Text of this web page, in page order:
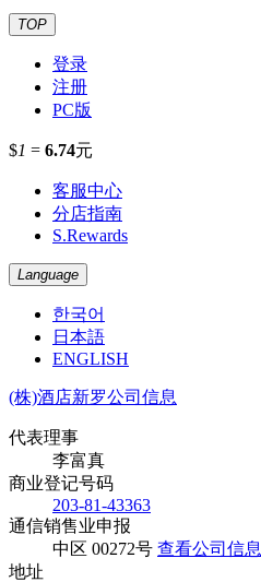
TOP
登录
注册
PC版
$1 = 6.74元
客服中心
分店指南
S.Rewards
Language
한국어
日本語
ENGLISH
(株)酒店新罗公司信息
代表理事
李富真
商业登记号码
203-81-43363
通信销售业申报
中区 00272号 查看公司信息
地址